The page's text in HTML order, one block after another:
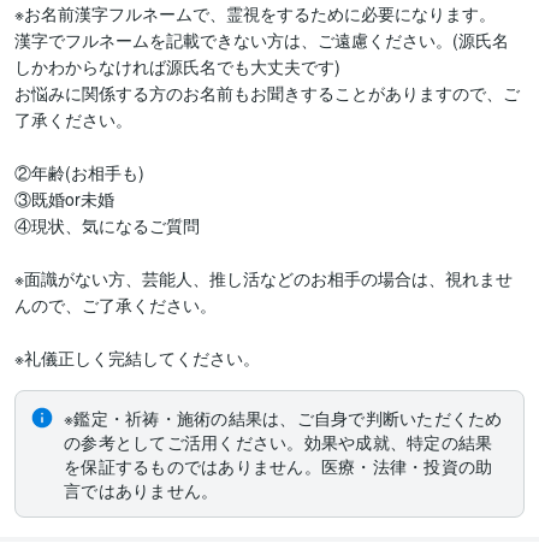
※お名前漢字フルネームで、霊視をするために必要になります。
漢字でフルネームを記載できない方は、ご遠慮ください。(源氏名
しかわからなければ源氏名でも大丈夫です)
お悩みに関係する方のお名前もお聞きすることがありますので、ご
了承ください。
②年齢(お相手も)
③既婚or未婚
④現状、気になるご質問
※面識がない方、芸能人、推し活などのお相手の場合は、視れませ
んので、ご了承ください。
※鑑定・祈祷・施術の結果は、ご自身で判断いただくため
の参考としてご活用ください。効果や成就、特定の結果
を保証するものではありません。医療・法律・投資の助
言ではありません。